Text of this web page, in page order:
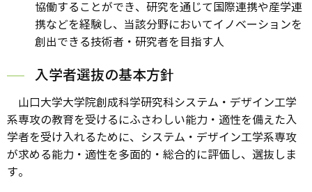
協働することができ、研究を通じて国際連携や産学連
携などを経験し、当該分野においてイノベーションを
創出できる技術者・研究者を目指す人
入学者選抜の基本方針
山口大学大学院創成科学研究科システム・デザイン工学
系専攻の教育を受けるにふさわしい能力・適性を備えた入
学者を受け入れるために、システム・デザイン工学系専攻
が求める能力・適性を多面的・総合的に評価し、選抜しま
す。